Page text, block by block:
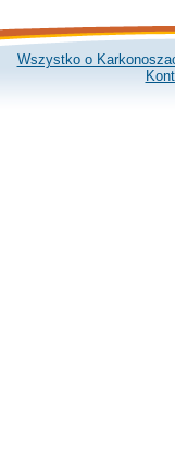
Wszystko o